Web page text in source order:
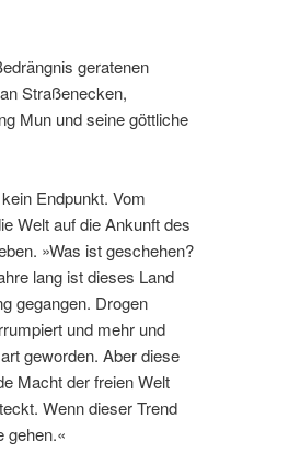
geratenen
Straßenecken,
Mun und seine göttliche
Endpunkt. Vom
Welt auf die Ankunft des
»Was ist geschehen?
lang ist dieses Land
gegangen. Drogen
und mehr und
geworden. Aber diese
Macht der freien Welt
Wenn dieser Trend
gehen.«